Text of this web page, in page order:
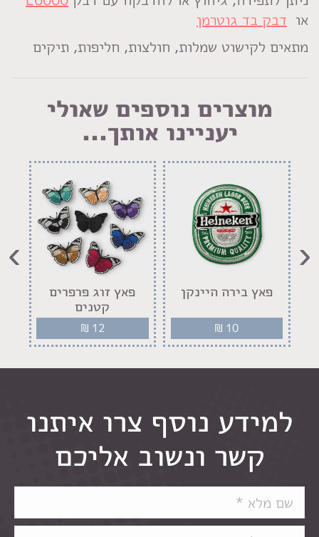
או דבק בד גוטרמן
מתאים לקישוט שמלות, חולצות, חליפות, תיקים
מוצרים נוספים שאולי
יעניינו אותך...
פאץ בירה היינקן
₪ 10
פאץ זוג פרפרים
קטנים
₪ 12
‹
›
למידע נוסף צרו איתנו
קשר ונשוב אליכם